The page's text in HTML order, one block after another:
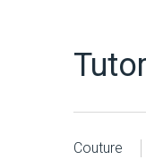
Couture